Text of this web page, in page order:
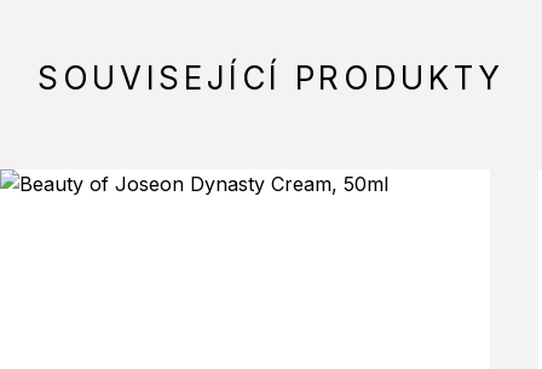
SOUVISEJÍCÍ PRODUKTY